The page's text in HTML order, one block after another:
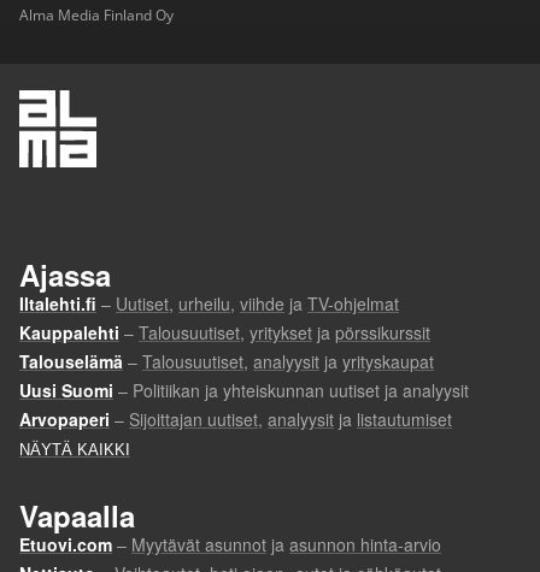
Alma Media Finland Oy